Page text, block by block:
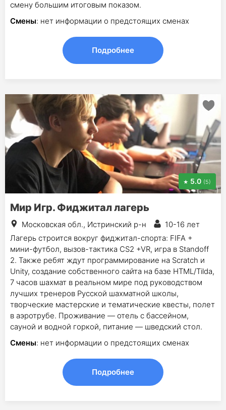
смену большим итоговым показом.
Смены: нет информации о предстоящих сменах
Подробнее
5.0 (5)
Мир Игр. Фиджитал лагерь
Московская обл., Истринский р-н
10-16 лет
Лагерь строится вокруг фиджитал-спорта: FIFA +
мини-футбол, вызов-тактика CS2 +VR, игра в Standoff
2. Также ребят ждут программирование на Scratch и
Unity, создание собственного сайта на базе HTML/Tilda,
7 часов шахмат в реальном мире под руководством
лучших тренеров Русской шахматной школы,
творческие мастерские и тематические квесты, полет
в аэротрубе. Проживание — отель с бассейном,
сауной и водной горкой, питание — шведский стол.
Смены: нет информации о предстоящих сменах
Подробнее